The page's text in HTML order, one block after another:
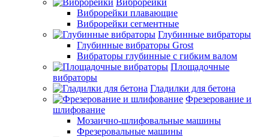
Виброрейки
Виброрейки плавающие
Виброрейки сегментные
Глубинные вибраторы
Глубинные вибраторы Grost
Вибраторы глубинные с гибким валом
Площадочные
вибраторы
Гладилки для бетона
Фрезерование и
шлифование
Мозаично-шлифовальные машины
Фрезеровальные машины